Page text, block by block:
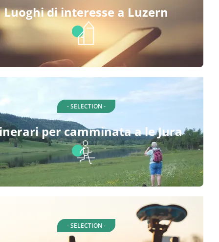
Luoghi di interesse a Luzern
- SELECTION -
per camminata a le Jura
- SELECTION -